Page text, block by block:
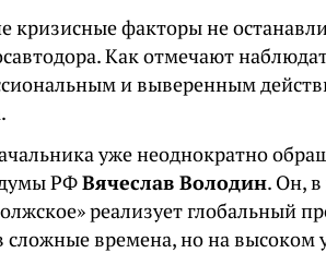
кризисные факторы не
Как отмечают
и выверенным
уже неоднократно
думы РФВячеслав Володин. Он, в
реализует глобальный
сложные времена, но на высоком